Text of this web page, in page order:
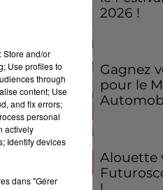
2026 !
Gagnez
pour le
Alouette
Store and/or
Use profiles to
through
content; Use
and fix errors;
personal
actively
Identify devices
dans "Gérer